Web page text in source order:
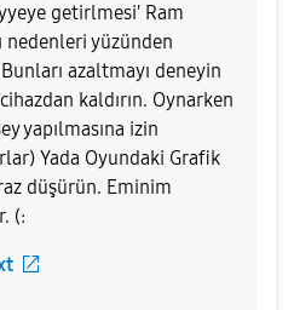
getirlmesi' Ram
nedenleri yüzünden
azaltmayı deneyin
kaldırın. Oynarken
yapılmasına izin
Yada Oyundaki Grafik
düşürün. Eminim
(: